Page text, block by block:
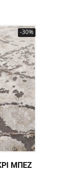
-30%
ΜΠΕΖ